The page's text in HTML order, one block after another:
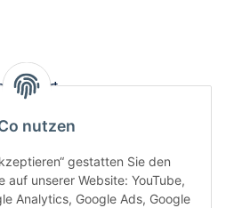
nutzen
gestatten Sie den
auf unserer Website: YouTube,
Analytics, Google Ads, Google
vor Ort
innerhalb Deutschlands
Werktag bei Bestellungen